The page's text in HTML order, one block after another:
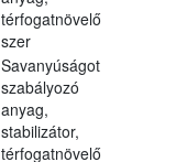
térfogatnövelő
szer
Savanyúságot
szabályozó
anyag,
stabilizátor,
térfogatnövelő